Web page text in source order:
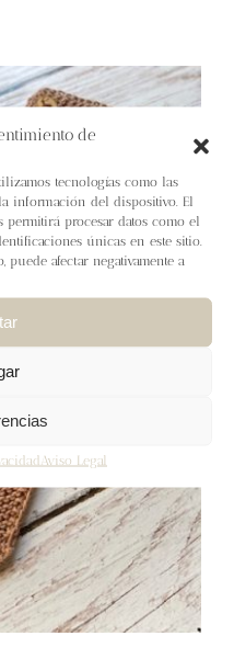
de
tecnologías como las
información del dispositivo. El
permitirá procesar datos como el
únicas en este sitio.
afectar negativamente a
Aviso Legal